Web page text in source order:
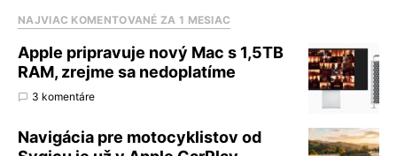
NAJVIAC KOMENTOVANÉ ZA 1 MESIAC
Apple pripravuje nový Mac s 1,5TB
RAM, zrejme sa nedoplatíme
3 komentáre
Navigácia pre motocyklistov od